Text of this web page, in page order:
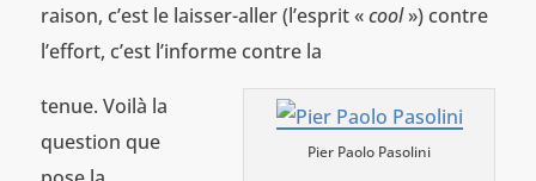
raison, c’est le laisser-aller (l’esprit «cool») contre
l’effort, c’est l’informe contre la
Pier Paolo Pasolini
tenue. Voilà la
question que